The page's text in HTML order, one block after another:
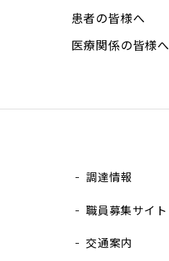
患者の皆様へ
医療関係の皆様へ
調達情報
職員募集サイト
交通案内